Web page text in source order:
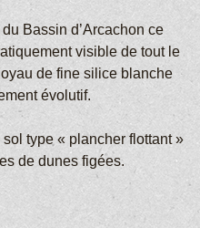
Bassin d’Arcachon ce
visible de tout le
de fine silice blanche
évolutif.
sol type « plancher flottant »
de dunes figées.